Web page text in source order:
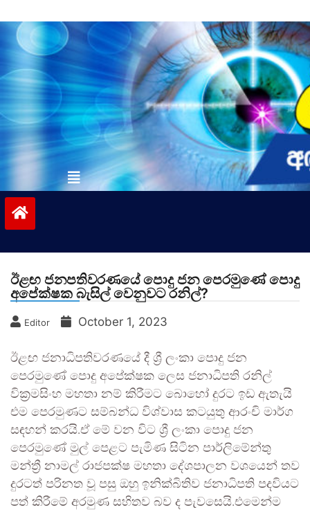
to
contentvinivida.lk
ඊළඟ ජනපතිවරණයේ පොදු ජන පෙරමුණේ පොදු
අපේක්ෂක බැසිල් වෙනුවට රනිල්?
Editor October 1, 2023
ඊළඟ ජනාධිපතිවරණයේ දී ශ්‍රී ලංකා පොදු ජන
පෙරමුණේ පොදු අපේක්ෂක ලෙස ජනාධිපති රනිල්
වික්‍රමසිංහ මහතා නම් කිරීමට බොහෝ දුරට ඉඩ ඇතැයි
එම පෙරමුණට සම්බන්ධ විශ්වාස කටයුතු ආරංචි මාර්ග
සඳහන් කරයි.ඒ මේ වන විට ශ්‍රී ලංකා පොදු ජන
පෙරමුණේ මුල් පෙළට පැමිණ සිටින පාර්ලිමේන්තු
මන්ත්‍රී නාමල් රාජපක්ෂ මහතා දේශපාලන වශයෙන් තව
දුරටත් පරිනත වූ පසු ඔහු ඉනික්බිතිව ජනාධිපති පදවියට
පත් කිරීමේ අරමුණ සහිතව බව ද පැවසෙයි.එමෙන්ම